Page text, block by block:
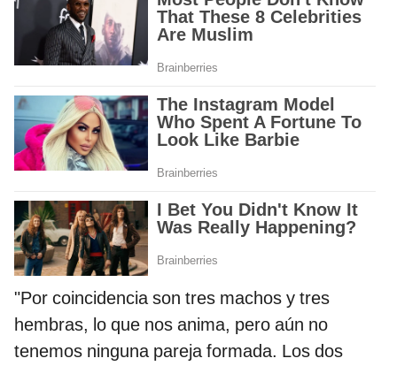
"Por coincidencia son tres machos y tres
hembras, lo que nos anima, pero aún no
tenemos ninguna pareja formada. Los dos